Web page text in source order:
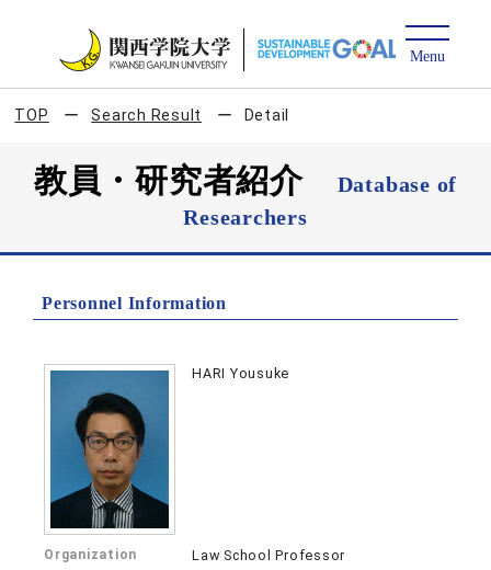
TOP Search Result Detail
教員・研究者紹介
Database of
Researchers
Personnel Information
HARI Yousuke
Organization Law School Professor